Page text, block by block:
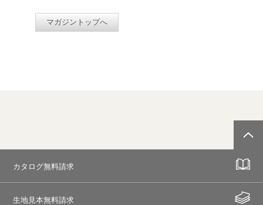
マガジントップへ
カタログ無料請求
生地見本無料請求